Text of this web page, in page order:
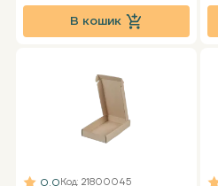
В кошик
0.0Код: 21800045